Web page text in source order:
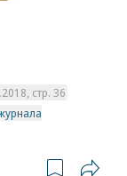
стр. 36